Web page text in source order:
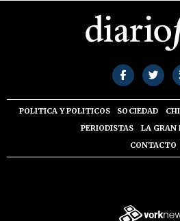
POLITICA Y POLITICOS SOCIEDAD
PERIODISTAS
LA GRAN
CONTACTO